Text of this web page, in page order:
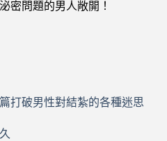
密問題的男人敞開！
打破男性對結紮的各種迷思